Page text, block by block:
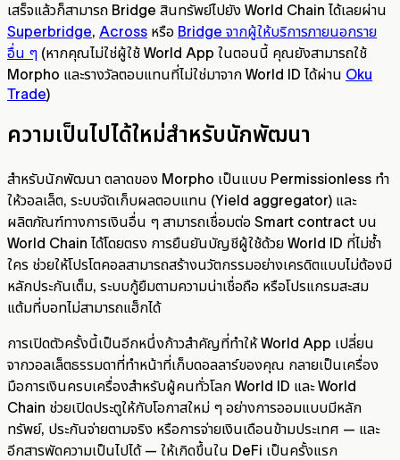
เสร็จแล้วก็สามารถ Bridge สินทรัพย์ไปยัง World Chain ได้เลยผ่าน
Superbridge, Across หรือ Bridge จากผู้ให้บริการภายนอกราย
อื่น ๆ (หากคุณไม่ใช่ผู้ใช้ World App ในตอนนี้ คุณยังสามารถใช้
Morpho และรางวัลตอบแทนที่ไม่ใช่มาจาก World ID ได้ผ่าน Oku
Trade)
ความเป็นไปได้ใหม่สำหรับนักพัฒนา
สำหรับนักพัฒนา ตลาดของ Morpho เป็นแบบ Permissionless ทำ
ให้วอลเล็ต, ระบบจัดเก็บผลตอบแทน (Yield aggregator) และ
ผลิตภัณฑ์ทางการเงินอื่น ๆ สามารถเชื่อมต่อ Smart contract บน
World Chain ได้โดยตรง การยืนยันบัญชีผู้ใช้ด้วย World ID ที่ไม่ซ้ำ
ใคร ช่วยให้โปรโตคอลสามารถสร้างนวัตกรรมอย่างเครดิตแบบไม่ต้องมี
หลักประกันเต็ม, ระบบกู้ยืมตามความน่าเชื่อถือ หรือโปรแกรมสะสม
แต้มที่บอทไม่สามารถแฮ็กได้
การเปิดตัวครั้งนี้เป็นอีกหนึ่งก้าวสำคัญที่ทำให้ World App เปลี่ยน
จากวอลเล็ตธรรมดาที่ทำหน้าที่เก็บดอลลาร์ของคุณ กลายเป็นเครื่อง
มือการเงินครบเครื่องสำหรับผู้คนทั่วโลก World ID และ World
Chain ช่วยเปิดประตูให้กับโอกาสใหม่ ๆ อย่างการออมแบบมีหลัก
ทรัพย์, ประกันจ่ายตามจริง หรือการจ่ายเงินเดือนข้ามประเทศ — และ
อีกสารพัดความเป็นไปได้ — ให้เกิดขึ้นใน DeFi เป็นครั้งแรก